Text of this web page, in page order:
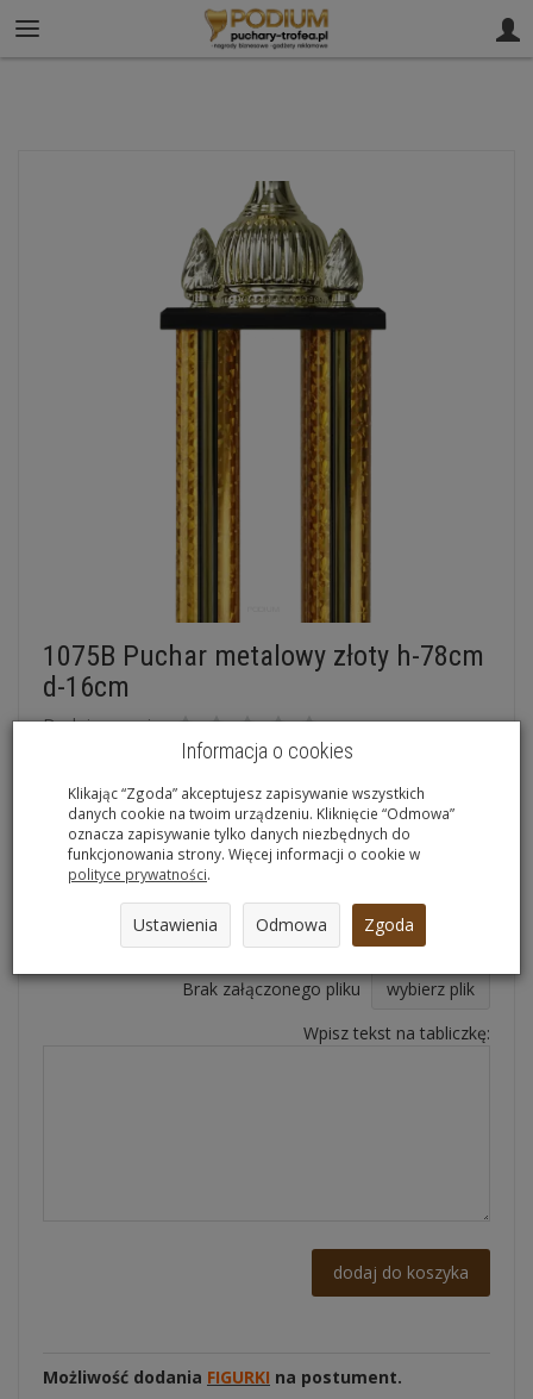
61 812 02 00 sklep@puchary-trofea.pl
1075B Puchar metalowy złoty h-78cm
d-16cm
Dodaj recenzję:
Jest (10szt.)
tabliczka
nie
572,30 zł */ szt.
Brak załączonego pliku
wybierz plik
Wpisz tekst na tabliczkę:
dodaj do koszyka
Możliwość dodania FIGURKI na postument.
Informacja o cookies
Klikając “Zgoda” akceptujesz zapisywanie wszystkich
danych cookie na twoim urządzeniu. Kliknięcie “Odmowa”
oznacza zapisywanie tylko danych niezbędnych do
funkcjonowania strony. Więcej informacji o cookie w
polityce prywatności.
Ustawienia Odmowa Zgoda